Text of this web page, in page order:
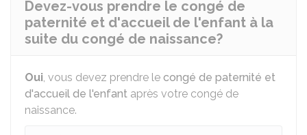
Devez-vous prendre le congé de
paternité et d'accueil de l'enfant à la
suite du congé de naissance?
Oui, vous devez prendre le congé de paternité et
d'accueil de l'enfant après votre congé de
naissance.